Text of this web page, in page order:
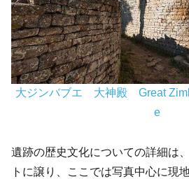
大ジンバブエ 大神殿 Great
e
遺跡の歴史文化についての詳細は
トに譲り、ここでは写真中心に現